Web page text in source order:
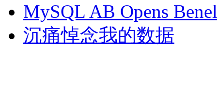
MySQL AB Opens
沉痛悼念我的数据